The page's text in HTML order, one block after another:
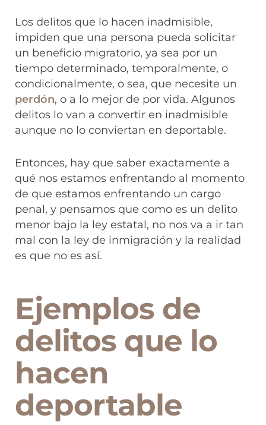
Los delitos que lo hacen inadmisible,
impiden que una persona pueda solicitar
un beneficio migratorio, ya sea por un
tiempo determinado, temporalmente, o
condicionalmente, o sea, que necesite un
perdón, o a lo mejor de por vida. Algunos
delitos lo van a convertir en inadmisible
aunque no lo conviertan en deportable.
Entonces, hay que saber exactamente a
qué nos estamos enfrentando al momento
de que estamos enfrentando un cargo
penal, y pensamos que como es un delito
menor bajo la ley estatal, no nos va a ir tan
mal con la ley de inmigración y la realidad
es que no es así.
Ejemplos de
delitos que lo
hacen
deportable